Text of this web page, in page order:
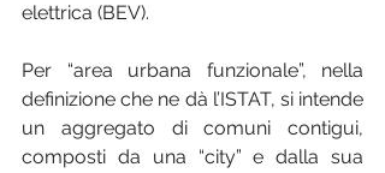
elettrica (BEV).
Per “area urbana funzionale”, nella
definizione che ne dà l’ISTAT, si intende
un aggregato di comuni contigui,
composti da una “city” e dalla sua